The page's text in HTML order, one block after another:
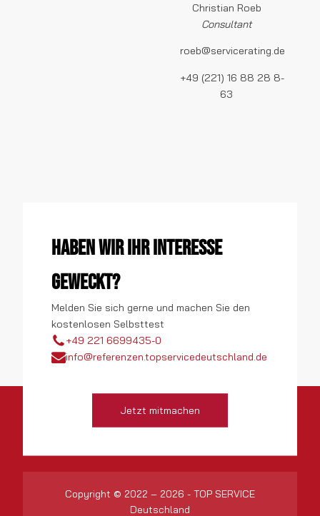
Christian Roeb
Consultant
roeb@servicerating.de
+49 (221) 16 88 28 8-
63
Haben wir Ihr Interesse
geweckt?
Melden Sie sich gerne und machen Sie den
kostenlosen Selbsttest
+49 221 6699435-0
info@referenzen.topservicedeutschland.de
Jetzt mitmachen
Copyright © 2022 – 2026 - TOP SERVICE
Deutschland